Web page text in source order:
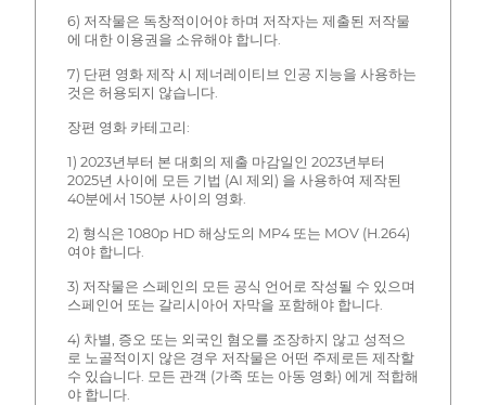
6) 저작물은 독창적이어야 하며 저작자는 제출된 저작물
에 대한 이용권을 소유해야 합니다.
7) 단편 영화 제작 시 제너레이티브 인공 지능을 사용하는
것은 허용되지 않습니다.
장편 영화 카테고리:
1) 2023년부터 본 대회의 제출 마감일인 2023년부터
2025년 사이에 모든 기법 (AI 제외) 을 사용하여 제작된
40분에서 150분 사이의 영화.
2) 형식은 1080p HD 해상도의 MP4 또는 MOV (H.264)
여야 합니다.
3) 저작물은 스페인의 모든 공식 언어로 작성될 수 있으며
스페인어 또는 갈리시아어 자막을 포함해야 합니다.
4) 차별, 증오 또는 외국인 혐오를 조장하지 않고 성적으
로 노골적이지 않은 경우 저작물은 어떤 주제로든 제작할
수 있습니다. 모든 관객 (가족 또는 아동 영화) 에게 적합해
야 합니다.